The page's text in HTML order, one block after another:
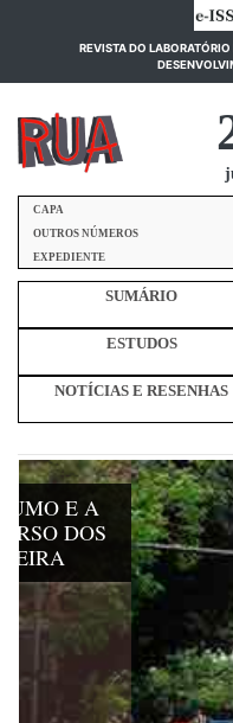
REVISTA DO
CAPA
OUTROS NÚMEROS
EXPEDIENTE
SUMÁRIO
ESTUDOS
NOTÍCIAS E RESENHAS
E A
DOS